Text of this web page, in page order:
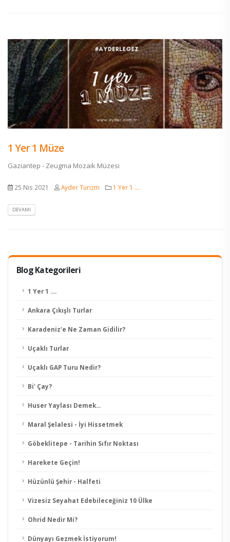
Blog Kategorileri
1 Yer 1 ....
Ankara Çıkışlı Turlar
Karadeniz'e Ne Zaman Gidilir?
Uçaklı Turlar
Uçaklı GAP Turu Nedir?
Bi' Çay?
Huser Yaylası Demek...
Maral Şelalesi - İyi Hissetmek
Göbeklitepe - Tarihin Sıfır Noktası
Harekete Geçin!
Hüzünlü Şehir - Halfeti
Vizesiz Seyahat Edebileceğiniz 10 Ülke
Ohrid Nedir Mi?
Dünyayı Gezmek İstiyorum!
1 Yer 1 Müze
Gaziantep - Zeugma Mozaik Müzesi
25 Nis 2021 Ayder Turizm 1 Yer 1 ....
DEVAMI